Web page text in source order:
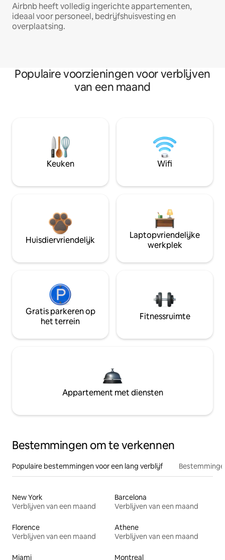
Airbnb heeft volledig ingerichte appartementen,
ideaal voor personeel, bedrijfshuisvesting en
overplaatsing.
Populaire voorzieningen voor verblijven
van een maand
Keuken Wifi
Huisdiervriendelijk
Laptopvriendelijke
werkplek
Gratis parkeren op
het terrein
Fitnessruimte
Appartement met diensten
Bestemmingen om te verkennen
Populaire bestemmingen voor een lang verblijf
New York
Verblijven van een maand
Barcelona
Verblijven van een maand
Florence
Verblijven van een maand
Athene
Verblijven van een maand
Miami Montreal